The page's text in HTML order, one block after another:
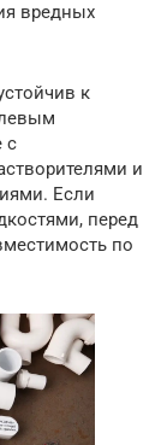
вредных
к
с
и
Если
перед
по